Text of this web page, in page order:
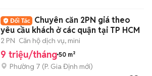
Chuyên căn 2PN giá theo
yêu cầu khách ở các quận tại TP HCM
2 PN Căn hộ dịch vụ, mini
9 triệu/tháng 50 m²
Phường 7 (P. Gia Định mới)